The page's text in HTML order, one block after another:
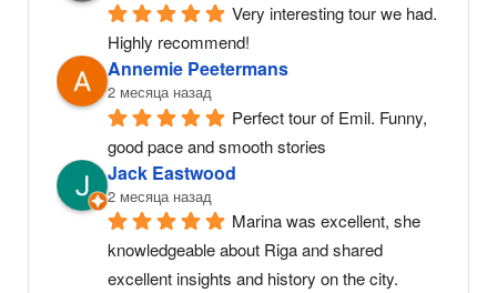
Very interesting tour we had.
Highly recommend!
Annemie Peetermans
2 месяца назад
Perfect tour of Emil. Funny,
good pace and smooth stories
Jack Eastwood
2 месяца назад
Marina was excellent, she
knowledgeable about Riga and shared
excellent insights and history on the city.